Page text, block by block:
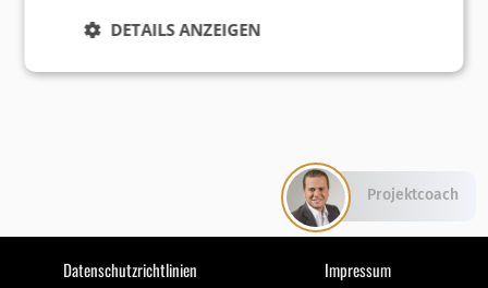
Datenschutzrichtlinien Impressum
DETAILS ANZEIGEN
Projektcoach